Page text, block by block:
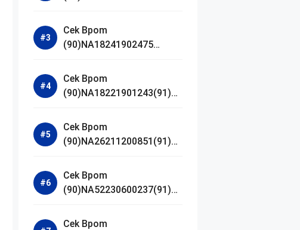
Acne Calm Micellar Water
Cek Bpom
(90)NA18241902475
Cek Bpom
(90)NA18221901243(91)25
Serum
Cek Bpom
(90)NA26211200851(91)24
Madagascar Centella
Ampoule Foam
Cek Bpom
(90)NA52230600237(91)09
De Parfum
Cek Bpom